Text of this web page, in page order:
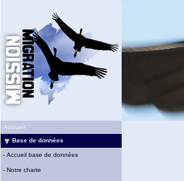
Accueil
Base de données
- Accueil base de données
- Notre charte